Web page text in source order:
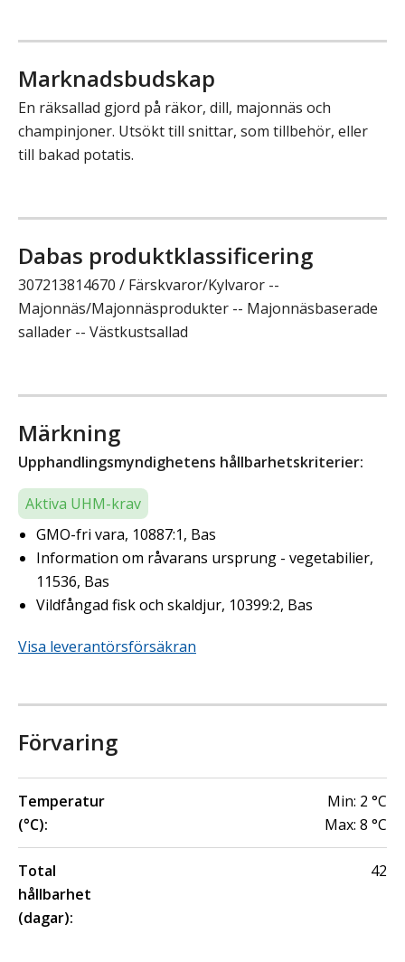
Marknadsbudskap
En räksallad gjord på räkor, dill, majonnäs och
champinjoner. Utsökt till snittar, som tillbehör, eller
till bakad potatis.
Dabas produktklassificering
307213814670 / Färskvaror/Kylvaror --
Majonnäs/Majonnäsprodukter -- Majonnäsbaserade
sallader -- Västkustsallad
Märkning
Upphandlingsmyndighetens hållbarhetskriterier:
Aktiva UHM-krav
GMO-fri vara, 10887:1, Bas
Information om råvarans ursprung - vegetabilier,
11536, Bas
Vildfångad fisk och skaldjur, 10399:2, Bas
Visa leverantörsförsäkran
Förvaring
Temperatur
(°C):
Min: 2 °C
Max: 8 °C
Total
hållbarhet
(dagar):
42